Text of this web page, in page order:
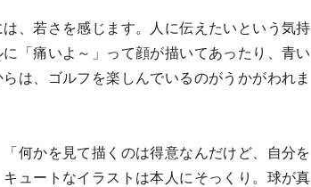
、若さを感じます。人に伝えたいという気持
「痛いよ～」って顔が描いてあったり、青い
は、ゴルフを楽しんでいるのがうかがわれま
何かを見て描くのは得意なんだけど、自分を
ュートなイラストは本人にそっくり。球が真